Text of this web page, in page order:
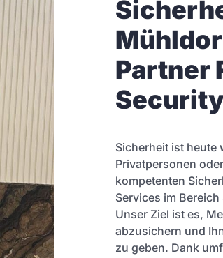
Partner
Sicherheit ist heute
Privatpersonen
kompetenten
Services im
Unser Ziel ist es,
abzusichern und
zu geben. Dank